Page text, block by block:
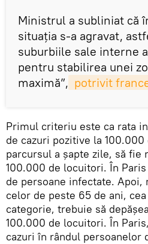
Ministrul a subliniat că
situaţia s-a agravat,
suburbiile sale interne
pentru stabilirea unei
maximă”, potrivit
Primul criteriu este ca rata
de cazuri pozitive la
parcursul a șapte zile, să fie
100.000 de locuitori. În
de persoane infectate.
celor de peste 65 de ani,
categorie, trebuie să
100.000 de locuitori. În
cazuri în rândul persoanelor